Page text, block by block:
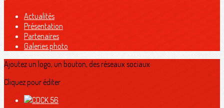
Actualités
Présentation
Partenaires
Galeries photo
Ajoutez un logo, un bouton, des réseaux sociaux
Cliquez pour éditer